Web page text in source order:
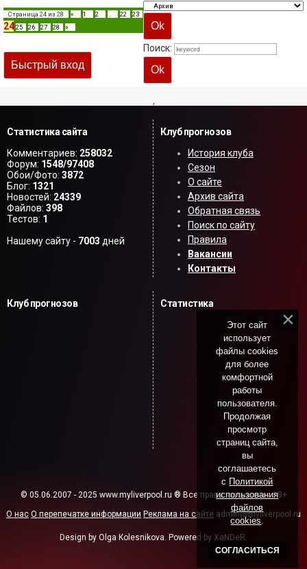
Страница 24 из 28 « 1 2 22 23
2425 26 27 28 »
Поиск:
,
Статистика сайта
Комментариев: 258032
Форум: 1548/97408
Обои/Фото: 3872
Блог: 1321
Новостей: 24339
Файлов: 398
Тестов: 1
Нашему сайту - 7003 дней
Клуб прогнозов
История клуба
Сезон
О сайте
Архив сайта
Обратная связь
Поиск по сайту
Правила
Вакансии
Контакты
Клуб прогнозов Статистика
© 05.06.2007 - 2025 www.myliverpool.ru ® Все права защищены. 18+
О нас О перепечатке информации Реклама на сайте admin@myliverpool.ru
Design by Olga Kolesnikova. Powered by XaNDeR.
Этот сайт
использует
файлы cookies
для более
комфортной
работы
пользователя.
Продолжая
просмотр
страниц сайта,
вы
соглашаетесь
с Политикой
использования
файлов
cookies
СОГЛАСИТЬСЯ